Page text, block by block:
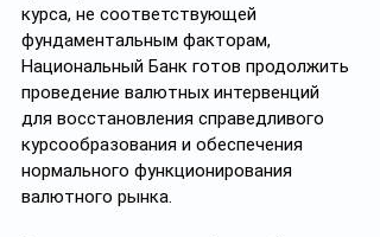
курса, не соответствующей
фундаментальным факторам,
Национальный Банк готов продолжить
проведение валютных интервенций
для восстановления справедливого
курсообразования и обеспечения
нормального функционирования
валютного рынка.